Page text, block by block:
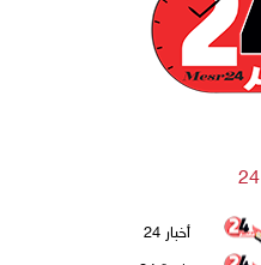
أخبار 24